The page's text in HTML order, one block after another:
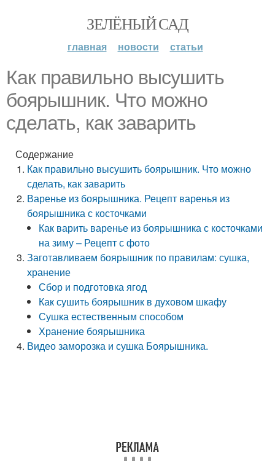
ЗЕЛЁНЫЙ САД
главная новости статьи
Как правильно высушить
боярышник. Что можно
сделать, как заварить
Содержание
Как правильно высушить боярышник. Что можно
сделать, как заварить
Варенье из боярышника. Рецепт варенья из
боярышника с косточками
Как варить варенье из боярышника с косточками
на зиму – Рецепт с фото
Заготавливаем боярышник по правилам: сушка,
хранение
Сбор и подготовка ягод
Как сушить боярышник в духовом шкафу
Сушка естественным способом
Хранение боярышника
Видео заморозка и сушка Боярышника.